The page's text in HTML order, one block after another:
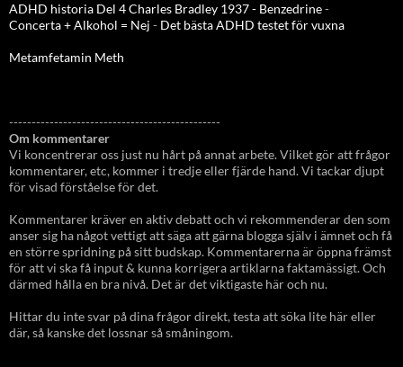
ADHD historia Del 4 Charles Bradley 1937 - Benzedrine-
Concerta + Alkohol = Nej - Det bästa ADHD testet för vuxna
Metamfetamin Meth
-----------------------------------------------
Om kommentarer
Vi koncentrerar oss just nu hårt på annat arbete. Vilket gör att frågor
kommentarer, etc, kommer i tredje eller fjärde hand. Vi tackar djupt
för visad förståelse för det.
Kommentarer kräver en aktiv debatt och vi rekommenderar den som
anser sig ha något vettigt att säga att gärna blogga själv i ämnet och få
en större spridning på sitt budskap. Kommentarerna är öppna främst
för att vi ska få input & kunna korrigera artiklarna faktamässigt. Och
därmed hålla en bra nivå. Det är det viktigaste här och nu.
Hittar du inte svar på dina frågor direkt, testa att söka lite här eller
där, så kanske det lossnar så småningom.